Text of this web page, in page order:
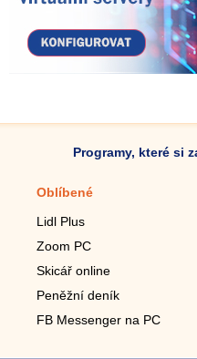
Programy, které si
Oblíbené
Lidl Plus
Zoom PC
Skicář online
Peněžní deník
FB Messenger na PC